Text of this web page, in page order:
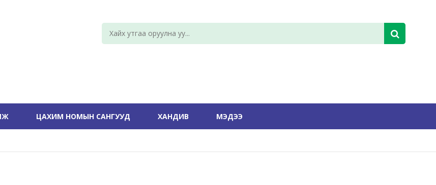
ЦАХИМ НОМЫН САНГУУД ХАНДИВ МЭДЭЭ